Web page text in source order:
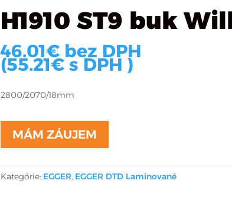
H1910 ST9 buk
46.01€ bez DPH
(55.21€s DPH )
2800/2070/18mm
MÁM ZÁUJEM
Kategórie: EGGER, EGGER DTD Laminované